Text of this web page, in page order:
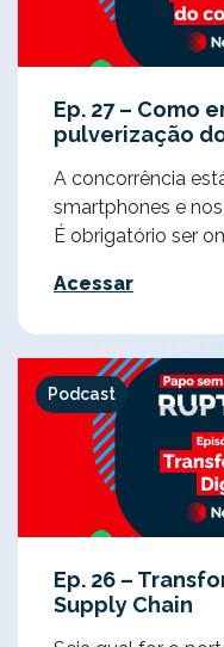
Ep. 27 – Como
pulverização
A concorrência
smartphones e
É obrigatório ser
Acessar
Podcast
Ep. 26 –
Supply Chain